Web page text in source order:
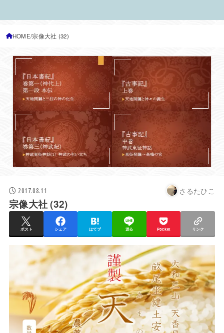
HOME 宗像大社 (32)
2017.08.11 さるたひこ
宗像大社 (32)
ポスト シェア はてブ 送る Pocket リンク